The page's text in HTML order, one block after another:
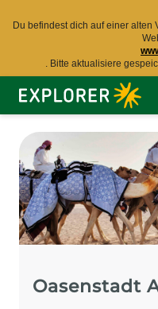
Du befindest dich auf einer alten
. Bitte aktualisiere
Explorer
Fernreisen
Oasenstadt